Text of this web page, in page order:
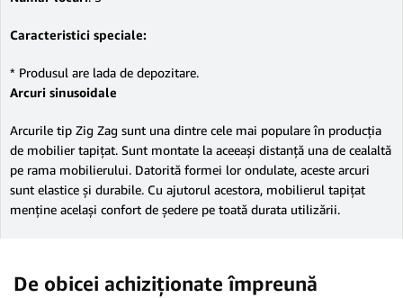
Caracteristici speciale:
* Produsul are lada de depozitare.
Arcuri sinusoidale
Arcurile tip Zig Zag sunt una dintre cele mai populare în producția
de mobilier tapițat. Sunt montate la aceeași distanță una de cealaltă
pe rama mobilierului. Datorită formei lor ondulate, aceste arcuri
sunt elastice și durabile. Cu ajutorul acestora, mobilierul tapițat
menține același confort de ședere pe toată durata utilizării.
De obicei achiziționate împreună